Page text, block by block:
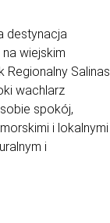
destynacja
wiejskim
Salinas
wachlarz
spokój,
i lokalnymi
i